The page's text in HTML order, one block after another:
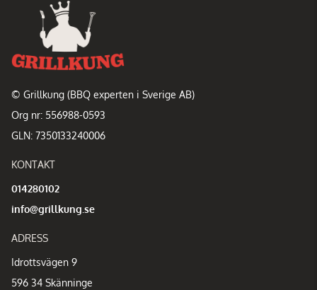
© Grillkung (BBQ experten i Sverige AB)
Org nr: 556988-0593
GLN: 7350133240006
KONTAKT
014280102
info@grillkung.se
ADRESS
Idrottsvägen 9
596 34 Skänninge